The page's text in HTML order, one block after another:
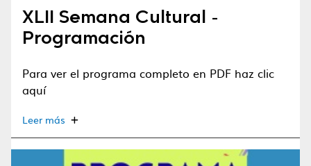
XLII Semana Cultural -
Programación
Para ver el programa completo en PDF haz clic
aquí
Leer más